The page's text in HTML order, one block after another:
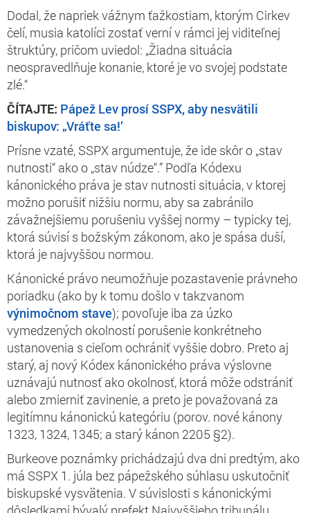
Dodal, že napriek vážnym ťažkostiam, ktorým Cirkev
čelí, musia katolíci zostať verní v rámci jej viditeľnej
štruktúry, pričom uviedol: „Žiadna situácia
neospravedlňuje konanie, ktoré je vo svojej podstate
zlé.“
ČÍTAJTE: Pápež Lev prosí SSPX, aby nesvätili
biskupov: „Vráťte sa!’
Prísne vzaté, SSPX argumentuje, že ide skôr o „stav
nutnosti“ ako o „stav núdze“.” Podľa Kódexu
kánonického práva je stav nutnosti situácia, v ktorej
možno porušiť nižšiu normu, aby sa zabránilo
závažnejšiemu porušeniu vyššej normy – typicky tej,
ktorá súvisí s božským zákonom, ako je spása duší,
ktorá je najvyššou normou.
Kánonické právo neumožňuje pozastavenie právneho
poriadku (ako by k tomu došlo v takzvanom
výnimočnom stave); povoľuje iba za úzko
vymedzených okolností porušenie konkrétneho
ustanovenia s cieľom ochrániť vyššie dobro. Preto aj
starý, aj nový Kódex kánonického práva výslovne
uznávajú nutnosť ako okolnosť, ktorá môže odstrániť
alebo zmierniť zavinenie, a preto je považovaná za
legitímnu kánonickú kategóriu (porov. nové kánony
1323, 1324, 1345; a starý kánon 2205 §2).
Burkeove poznámky prichádzajú dva dni predtým, ako
má SSPX 1. júla bez pápežského súhlasu uskutočniť
biskupské vysvätenia. V súvislosti s kánonickými